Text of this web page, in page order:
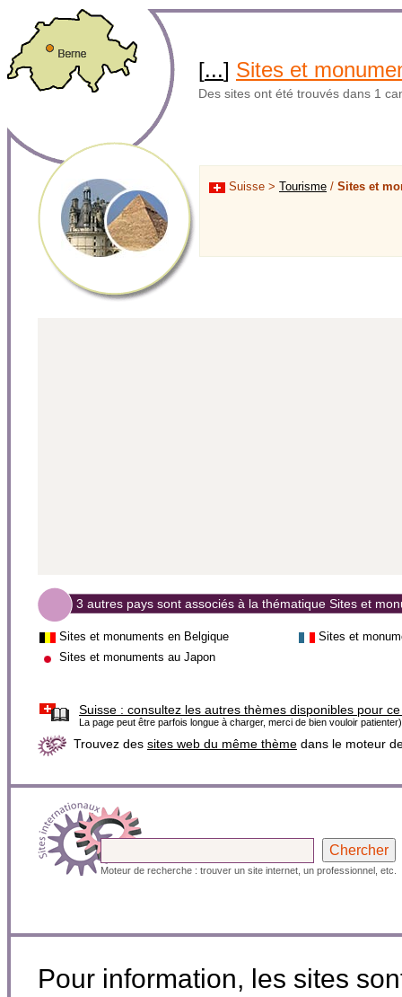
[...] Sites et
Des sites ont été trouvés dans 1
Suisse > Tourisme / Sites et
3 autres pays sont associés à la thématique Sites et
Sites et monuments en Belgique
Sites et
Sites et monuments au Japon
Suisse : consultez les autres thèmes disponibles pour
La page peut être parfois longue à charger, merci de bien vouloir patienter)
Trouvez des sites web du même thème dans le moteur
Moteur de recherche : trouver un site internet, un professionnel, etc.
Pour information, les sites